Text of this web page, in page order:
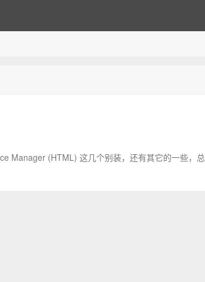
Manager (HTML) 这几个别装，还有其它的一些，总